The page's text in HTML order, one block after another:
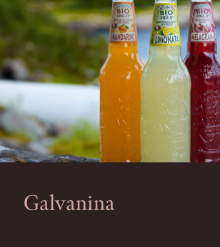
Galvanina